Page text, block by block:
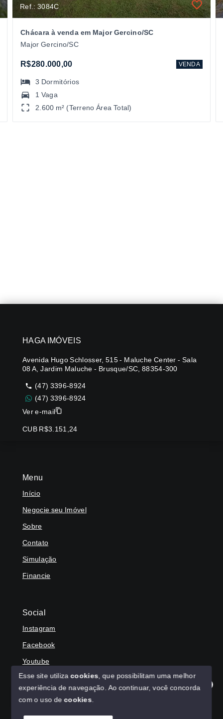
Ref.: 3084C
Chácara à venda em Major Gercino/SC
Major Gercino/SC
R$280.000,00 VENDA
3 Dormitórios
1 Vaga
2.600 m² (Terreno Área Total)
Olá! Agradecemos seu contato, como podemos ajudar?
Menu
Início
Negocie seu Imóvel
Sobre
Contato
Simulação
Financie
Social
Instagram
Facebook
Youtube
© Copyright 2026 - HAGA IMÓVEIS - Todos os direitos
HAGA IMÓVEIS
Avenida Hugo Schlosser, 515 - Maluche Center - Sala
08 A, Jardim Maluche - Brusque/SC, 88354-300
(47) 3396-8924
(47) 3396-8924
Ver e-mail
CUB R$3.151,24
Esse site utilizacookies , que possibilitam uma melhor
experiência de navegação. Ao continuar, você concorda
com o uso decookies